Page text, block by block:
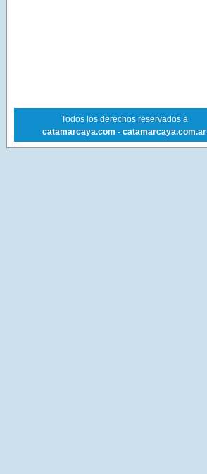
Todos los derechos reservados a
catamarcaya.com - catamarcaya.com.ar